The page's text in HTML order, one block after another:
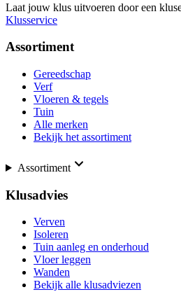
Laat jouw klus uitvoeren door een
Klusservice
Assortiment
Gereedschap
Verf
Vloeren & tegels
Tuin
Alle merken
Bekijk het assortiment
Assortiment
Klusadvies
Verven
Isoleren
Tuin aanleg en onderhoud
Vloer leggen
Wanden
Bekijk alle klusadviezen